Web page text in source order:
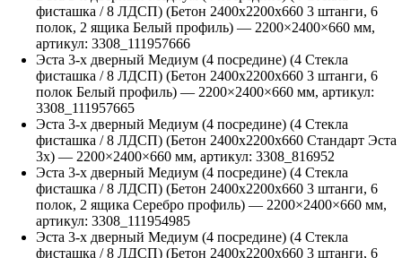
фисташка / 8 ЛДСП) (Бетон 2400х2200х660 3 штанги, 6
полок, 2 ящика Белый профиль) — 2200×2400×660 мм,
артикул: 3308_111957666
Эста 3-х дверный Медиум (4 посредине) (4 Стекла
фисташка / 8 ЛДСП) (Бетон 2400х2200х660 3 штанги, 6
полок Белый профиль) — 2200×2400×660 мм, артикул:
3308_111957665
Эста 3-х дверный Медиум (4 посредине) (4 Стекла
фисташка / 8 ЛДСП) (Бетон 2400х2200х660 Стандарт Эста
3х) — 2200×2400×660 мм, артикул: 3308_816952
Эста 3-х дверный Медиум (4 посредине) (4 Стекла
фисташка / 8 ЛДСП) (Бетон 2400х2200х660 3 штанги, 6
полок, 2 ящика Серебро профиль) — 2200×2400×660 мм,
артикул: 3308_111954985
Эста 3-х дверный Медиум (4 посредине) (4 Стекла
фисташка / 8 ЛДСП) (Бетон 2400х2200х660 3 штанги, 6